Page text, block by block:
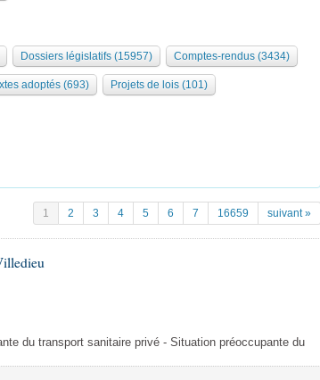
Dossiers législatifs (15957) Comptes-rendus (3434)
adoptés (693) Projets de lois (101)
1 2 3 4 5 6 7 16659 suivant »
du transport sanitaire privé - Situation préoccupante du